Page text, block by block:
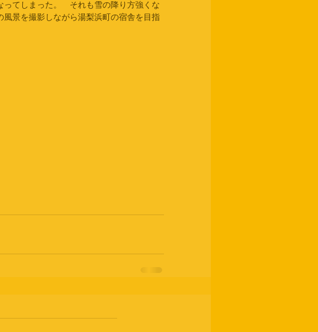
てしまった。　それも雪の降り方強くな
景を撮影しながら湯梨浜町の宿舎を目指